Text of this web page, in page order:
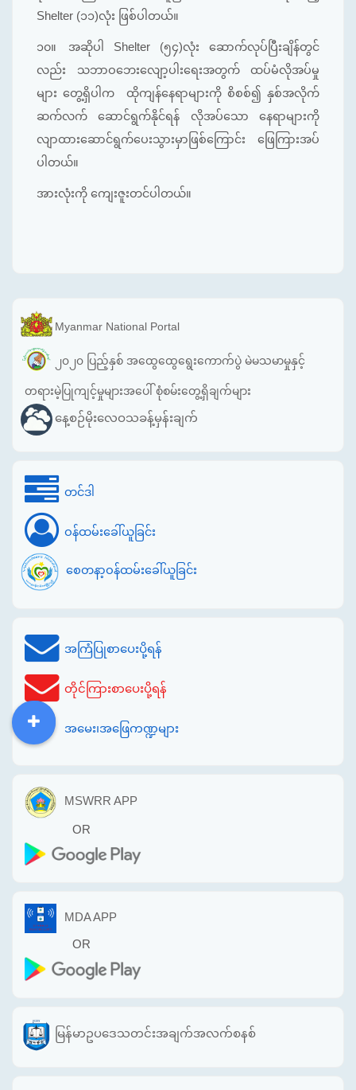
Shelter (၁၁)လုံး ဖြစ်ပါတယ်။
၁၀။
အဆိုပါ Shelter (၅၄)လုံး ဆောက်လုပ်ပြီးချိန်တွင်
လည်း သဘာဝဘေးလျော့ပါးရေးအတွက် ထပ်မံလိုအပ်မှု
များ တွေ့ရှိပါက ထိုကျန်နေရာများကို စိစစ်၍ နှစ်အလိုက်
ဆက်လက် ဆောင်ရွက်နိုင်ရန် လိုအပ်သော နေရာများကို
လျာထားဆောင်ရွက်ပေးသွားမှာဖြစ်ကြောင်း ဖြေကြားအပ်
ပါတယ်။
အားလုံးကို ကျေးဇူးတင်ပါတယ်။
Myanmar National Portal
၂၀၂၀ ပြည့်နှစ် အထွေထွေရွေးကောက်ပွဲ မဲမသမာမှုနှင့်
တရားမဲ့ပြုကျင့်မှုများအပေါ် စုံစမ်းတွေ့ရှိချက်များ
နေ့စဉ်မိုးလေဝသခန့်မှန်းချက်
တင်ဒါ
ဝန်ထမ်းခေါ်ယူခြင်း
စေတနာ့ဝန်ထမ်းခေါ်ယူခြင်း
အကြံပြုစာပေးပို့ရန်
တိုင်ကြားစာပေးပို့ရန်
အမေး၊အဖြေကဏ္ဍများ
MSWRR APP
OR
MDA APP
OR
မြန်မာဥပဒေသတင်းအချက်အလက်စနစ်
DDM